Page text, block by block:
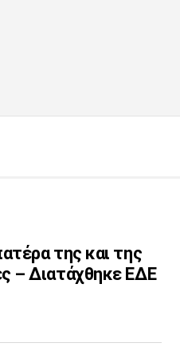
της και της
– Διατάχθηκε ΕΔΕ